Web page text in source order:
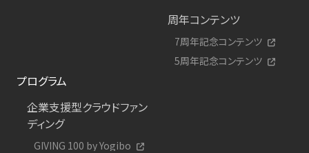
周年コンテンツ
7周年記念コンテンツ
5周年記念コンテンツ
プログラム
企業支援型クラウドファン
ディング
GIVING 100 by Yogibo